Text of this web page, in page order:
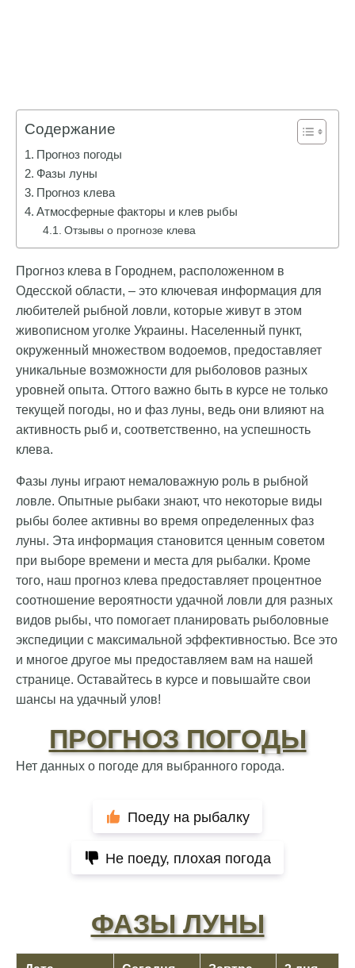
Содержание
Прогноз погоды
Фазы луны
Прогноз клева
Атмосферные факторы и клев рыбы
Отзывы о прогнозе клева
Прогноз клева в Городнем, расположенном в
Одесской области, – это ключевая информация для
любителей рыбной ловли, которые живут в этом
живописном уголке Украины. Населенный пункт,
окруженный множеством водоемов, предоставляет
уникальные возможности для рыболовов разных
уровней опыта. Оттого важно быть в курсе не только
текущей погоды, но и фаз луны, ведь они влияют на
активность рыб и, соответственно, на успешность
клева.
Фазы луны играют немаловажную роль в рыбной
ловле. Опытные рыбаки знают, что некоторые виды
рыбы более активны во время определенных фаз
луны. Эта информация становится ценным советом
при выборе времени и места для рыбалки. Кроме
того, наш прогноз клева предоставляет процентное
соотношение вероятности удачной ловли для разных
видов рыбы, что помогает планировать рыболовные
экспедиции с максимальной эффективностью. Все это
и многое другое мы предоставляем вам на нашей
странице. Оставайтесь в курсе и повышайте свои
шансы на удачный улов!
ПРОГНОЗ ПОГОДЫ
Нет данных о погоде для выбранного города.
Поеду на рыбалку
Не поеду, плохая погода
ФАЗЫ ЛУНЫ